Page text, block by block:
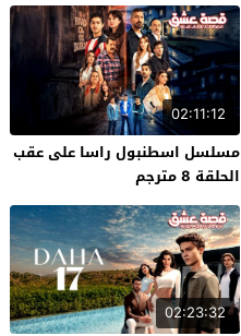
02:11:12
مسلسل اسطنبول راسا على عقب
الحلقة 8 مترجم
02:23:32